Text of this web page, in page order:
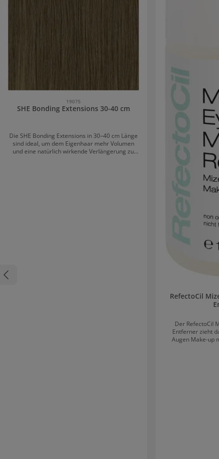
19075
SHE Bonding Extensions 30-40 cm
Die SHE Bonding Extensions in 30–40 cm Länge
sind ideal, um dem Eigenhaar mehr Volumen
und eine natürlich wirkende Verlängerung zu
RefectoCil
Der RefectoCil
Entferner zieht
Augen Make-up